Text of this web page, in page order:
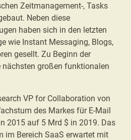
Zeitmanagement-, Tasks
Neben diese
haben sich in den letzten
wie Instant Messaging, Blogs,
gesellt. Zu Beginn der
nächsten großen funktionalen
VP for Collaboration von
des Markes für E-Mail
2015 auf 5 Mrd $ in 2019. Das
im Bereich SaaS erwartet mit